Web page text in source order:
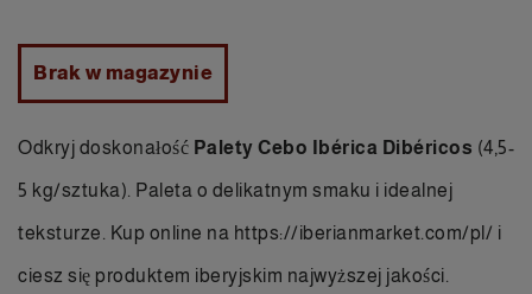
Brak w magazynie
Odkryj doskonałość Palety Cebo Ibérica Dibéricos (4,5-
5 kg/sztuka). Paleta o delikatnym smaku i idealnej
teksturze. Kup online na https://iberianmarket.com/pl/ i
ciesz się produktem iberyjskim najwyższej jakości.